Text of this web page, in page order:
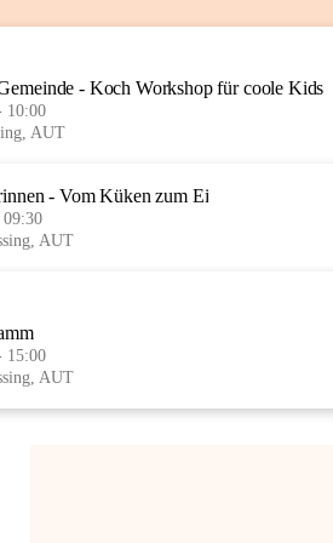
- Koch Workshop für coole Kids
10:00
AUT
- Vom Küken zum Ei
AUT
15:00
AUT